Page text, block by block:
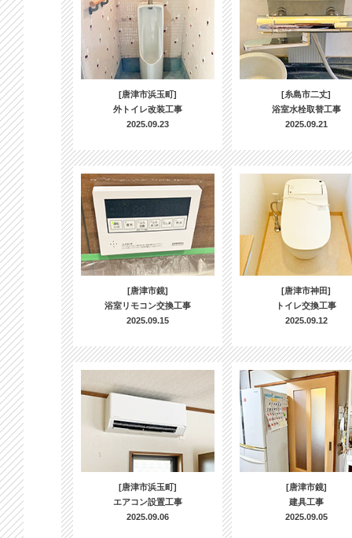
[唐津市浜玉町]
外トイレ改装工事
2025.09.23
[糸島市二丈]
浴室水栓取替工事
2025.09.21
[唐津市鏡]
浴室リモコン交換工事
2025.09.15
[唐津市神田]
トイレ交換工事
2025.09.12
[唐津市浜玉町]
エアコン設置工事
2025.09.06
[唐津市鏡]
建具工事
2025.09.05